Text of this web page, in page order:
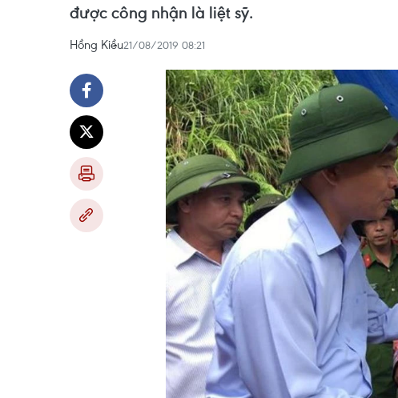
được công nhận là liệt sỹ.
Hồng Kiều21/08/2019 08:21